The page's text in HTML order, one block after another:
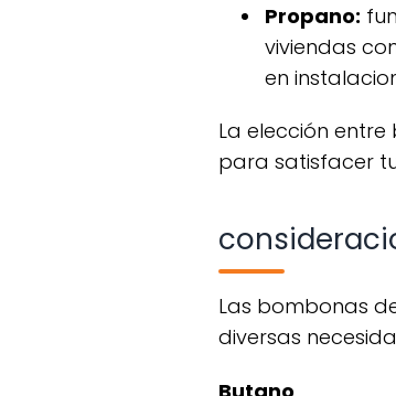
propano:
viviendas
en
la elección entre butano y propano influye en el siguiente aspecto: el tipo de bombona que necesitarás
para satisfacer
las bombonas de gas vienen en diferentes tamaños y capacidades, lo que permite adaptarse a
diversas